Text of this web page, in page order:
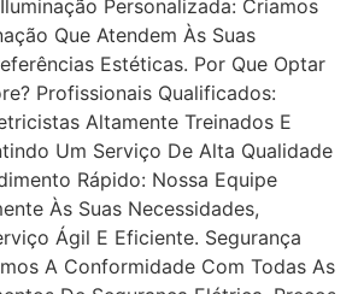
Personalizada: Criamos
Que Atendem Às Suas
Estéticas. Por Que Optar
Profissionais Qualificados:
Altamente Treinados E
Um Serviço De Alta Qualidade
Rápido: Nossa Equipe
Às Suas Necessidades,
Ágil E Eficiente. Segurança
A Conformidade Com Todas As